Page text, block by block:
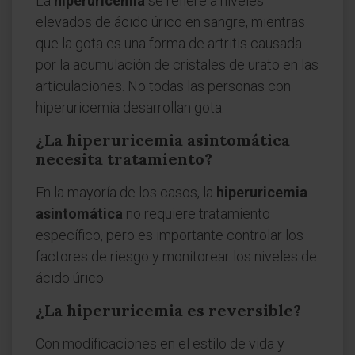
elevados de ácido úrico en sangre, mientras
que la gota es una forma de artritis causada
por la acumulación de cristales de urato en las
articulaciones. No todas las personas con
hiperuricemia desarrollan gota.
¿La hiperuricemia asintomática
necesita tratamiento?
En la mayoría de los casos, la hiperuricemia
asintomática no requiere tratamiento
específico, pero es importante controlar los
factores de riesgo y monitorear los niveles de
ácido úrico.
¿La hiperuricemia es reversible?
Con modificaciones en el estilo de vida y